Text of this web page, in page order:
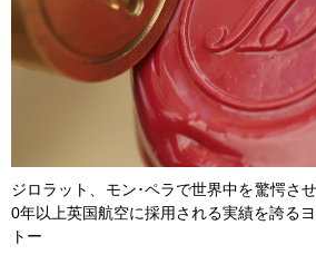
ジロラット、モン･ペラで世界中を驚愕さ
0年以上英国航空に採用される実績を誇る
トー